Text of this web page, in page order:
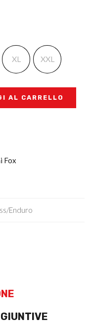
XL XXL
AL CARRELLO
Fox
enduro